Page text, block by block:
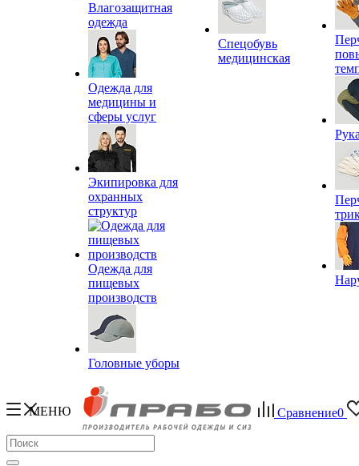
Влагозащитная
одежда
Одежда для
медицины и
сферы услуг
Экипировка для
охранных
структур
Одежда для
пищевых
производств
Головные уборы
Спецобувь
медицинская
МЕНЮ Сравнение0